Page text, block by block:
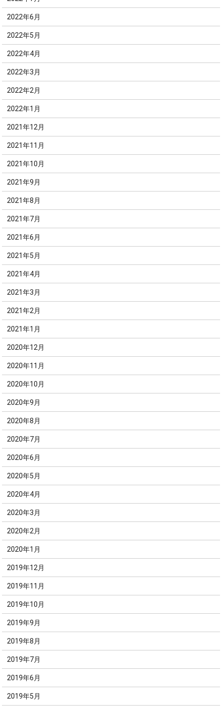
2022年6月
2022年5月
2022年4月
2022年3月
2022年2月
2022年1月
2021年12月
2021年11月
2021年10月
2021年9月
2021年8月
2021年7月
2021年6月
2021年5月
2021年4月
2021年3月
2021年2月
2021年1月
2020年12月
2020年11月
2020年10月
2020年9月
2020年8月
2020年7月
2020年6月
2020年5月
2020年4月
2020年3月
2020年2月
2020年1月
2019年12月
2019年11月
2019年10月
2019年9月
2019年8月
2019年7月
2019年6月
2019年5月